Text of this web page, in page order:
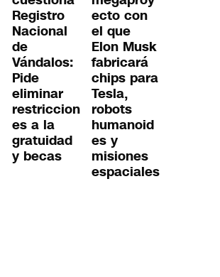
de
Vándalos:
Pide
eliminar
restriccion
es a la
gratuidad
y becas
Elon Musk
fabricará
chips para
Tesla,
robots
humanoid
es y
misiones
espaciales